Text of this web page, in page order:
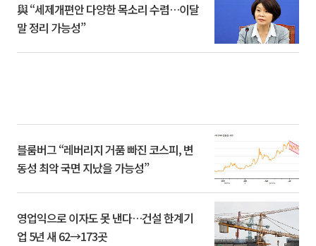
與 “세제개편안 다양한 목소리 수렴…이달
말 정리 가능성”
블룸버그 “레버리지 거품 빠진 코스피, 변
동성 최악 국면 지났을 가능성”
영업익으로 이자도 못 낸다…건설 한계기
업 5년 새 62→173곳